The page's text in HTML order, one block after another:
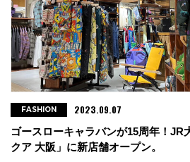
ゴースローキャラバンが15周年！JR
クア 大阪」に新店舗オープン。
FASHION 2023.09.07